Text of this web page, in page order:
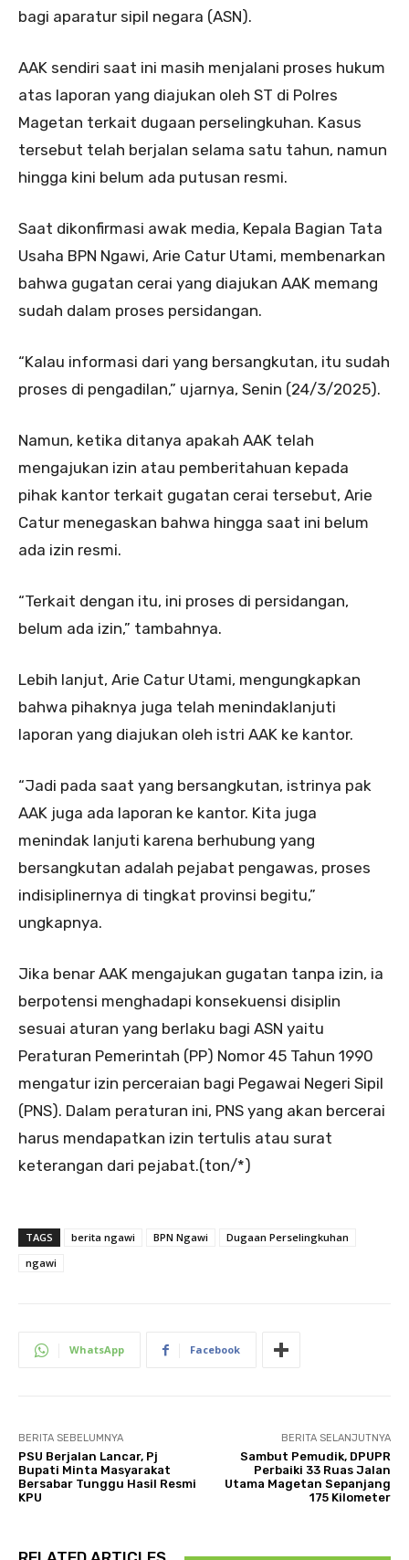
bagi aparatur sipil negara (ASN).
AAK sendiri saat ini masih menjalani proses hukum
atas laporan yang diajukan oleh ST di Polres
Magetan terkait dugaan perselingkuhan. Kasus
tersebut telah berjalan selama satu tahun, namun
hingga kini belum ada putusan resmi.
Saat dikonfirmasi awak media, Kepala Bagian Tata
Usaha BPN Ngawi, Arie Catur Utami, membenarkan
bahwa gugatan cerai yang diajukan AAK memang
sudah dalam proses persidangan.
“Kalau informasi dari yang bersangkutan, itu sudah
proses di pengadilan,” ujarnya, Senin (24/3/2025).
Namun, ketika ditanya apakah AAK telah
mengajukan izin atau pemberitahuan kepada
pihak kantor terkait gugatan cerai tersebut, Arie
Catur menegaskan bahwa hingga saat ini belum
ada izin resmi.
“Terkait dengan itu, ini proses di persidangan,
belum ada izin,” tambahnya.
Lebih lanjut, Arie Catur Utami, mengungkapkan
bahwa pihaknya juga telah menindaklanjuti
laporan yang diajukan oleh istri AAK ke kantor.
“Jadi pada saat yang bersangkutan, istrinya pak
AAK juga ada laporan ke kantor. Kita juga
menindak lanjuti karena berhubung yang
bersangkutan adalah pejabat pengawas, proses
indisiplinernya di tingkat provinsi begitu,”
ungkapnya.
Jika benar AAK mengajukan gugatan tanpa izin, ia
berpotensi menghadapi konsekuensi disiplin
sesuai aturan yang berlaku bagi ASN yaitu
Peraturan Pemerintah (PP) Nomor 45 Tahun 1990
mengatur izin perceraian bagi Pegawai Negeri Sipil
(PNS). Dalam peraturan ini, PNS yang akan bercerai
harus mendapatkan izin tertulis atau surat
keterangan dari pejabat.(ton/*)
TAGS berita ngawi BPN Ngawi
Dugaan Perselingkuhan
ngawi
WhatsApp Facebook
BERITA SEBELUMNYA
PSU Berjalan Lancar, Pj
Bupati Minta Masyarakat
Bersabar Tunggu Hasil Resmi
KPU
BERITA SELANJUTNYA
Sambut Pemudik, DPUPR
Perbaiki 33 Ruas Jalan
Utama Magetan Sepanjang
175 Kilometer